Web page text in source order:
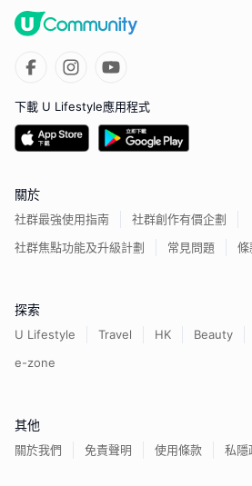
下載 U Lifestyle應用程式
關於
社群最強使用指南
社群創作有價企劃
社群焦點功能及升級計劃
常見問題 條
探索
U Lifestyle Travel HK Beauty
e-zone
其他
關於我們 免責聲明 使用條款 私隱